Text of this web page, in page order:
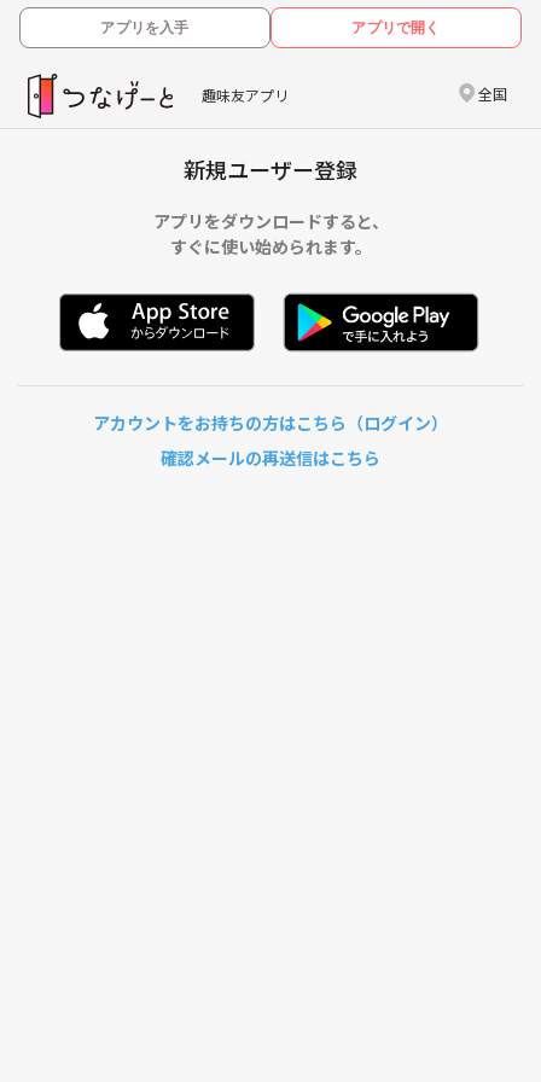
アプリを入手 アプリで開く
趣味友アプリ 全国
新規ユーザー登録
アプリをダウンロードすると、
すぐに使い始められます。
アカウントをお持ちの方はこちら（ログイン）
確認メールの再送信はこちら